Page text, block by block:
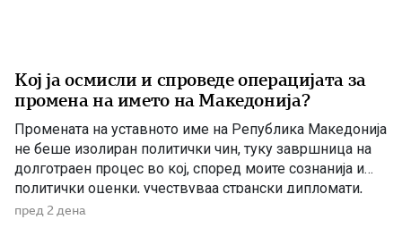
Кој ја осмисли и спроведе операцијата за
промена на името на Македонија?
Промената на уставното име на Република Македонија
не беше изолиран политички чин, туку завршница на
долготраен процес во кој, според моите сознанија и
политички оценки, учествуваа странски дипломати,
домашни политичари и регионални центри на влијание.
пред 2 дена